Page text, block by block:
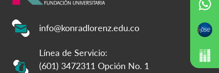
info@konradlorenz.edu.co
Línea de Servicio:
(601) 3472311 Opción No. 1